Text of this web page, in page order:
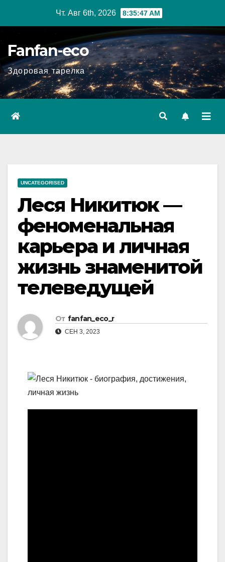
Чт. Авг 6th, 2026 8:35:48 AM
Fanfan-eco
Здоровая тарелка
UNCATEGORISED
Леся Никитюк —
феноменальная
карьера и личная
жизнь знаменитой
телеведущей
От fanfan_eco_r
СЕН 3, 2023